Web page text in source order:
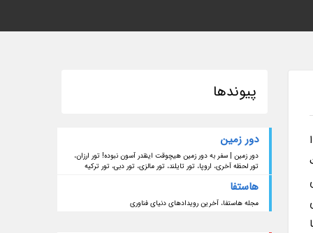
پیوندها
دور زمین
دور زمین | سفر به دور زمین هیچوقت اینقدر آسون نبوده! تور ارزان،
تور لحظه آخری، اروپا، تور تایلند، تور مالزی، تور دبی، تور ترکیه
هاستفا
مجله هاستفا، آخرین رویدادهای دنیای فناوری